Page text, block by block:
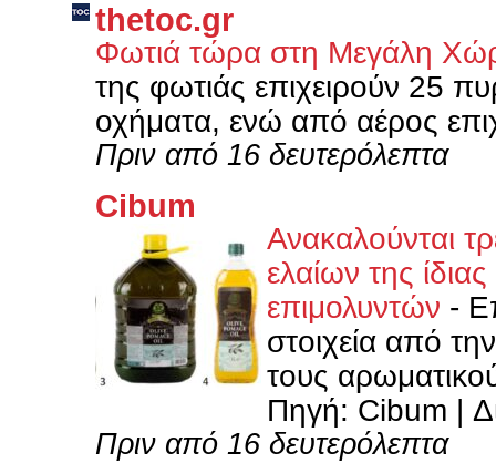
thetoc.gr
Φωτιά τώρα στη Μεγάλη
της φωτιάς επιχειρούν 25
οχήματα, ενώ από αέρος
Πριν από 16 δευτερόλεπτα
Cibum
Ανακαλούνται
ελαίων της
επιμολυντών -
στοιχεία από
τους
Πηγή: Cibum |
Πριν από 16 δευτερόλεπτα